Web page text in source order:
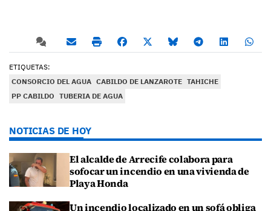
ETIQUETAS:
CONSORCIO DEL AGUA CABILDO DE LANZAROTE TAHICHE
PP CABILDO TUBERIA DE AGUA
NOTICIAS DE HOY
El alcalde de Arrecife colabora para
sofocar un incendio en una vivienda de
Playa Honda
Un incendio localizado en un sofá obliga